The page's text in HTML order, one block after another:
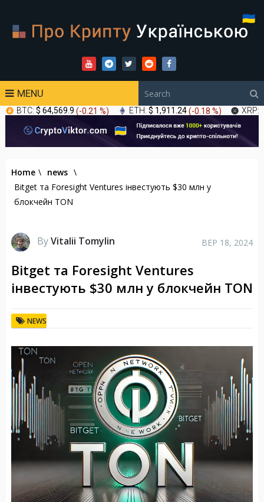
MENU
BTC: $ 64,569.9 (-0.21 %) ETH: $ 1,911.24(-0.18 %) XRP:
Home \ news \
Bitget та Foresight Ventures інвестують $30 млн у
блокчейн TON
ByVitalii Tomylin ВЕР 18, 2024
Bitget та Foresight Ventures
інвестують $30 млн у блокчейн TON
NEWS